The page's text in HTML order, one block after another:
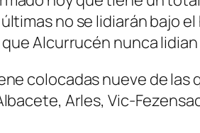
no se lidiarán bajo
Alcurrucén nunca
colocadas nueve de
Arles, Vic-